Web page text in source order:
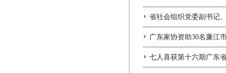
省社会组织党委副书记
广东家协资助30名廉江
七人喜获第十六期广东